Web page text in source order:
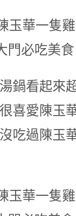
鍋看起來
喜愛陳玉
吃過陳玉